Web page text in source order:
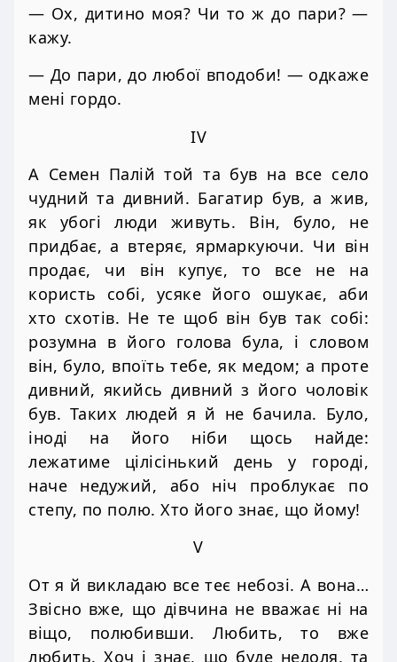
— Ох, дитино моя? Чи то ж до пари? —
кажу.
— До пари, до любої вподоби! — одкаже
мені гордо.
IV
А Семен Палій той та був на все село
чудний та дивний. Багатир був, а жив,
як убогі люди живуть. Він, було, не
придбає, а втеряє, ярмаркуючи. Чи він
продає, чи він купує, то все не на
користь собі, усяке його ошукає, аби
хто схотів. Не те щоб він був так собі:
розумна в його голова була, і словом
він, було, впоїть тебе, як медом; а проте
дивний, якийсь дивний з його чоловік
був. Таких людей я й не бачила. Було,
іноді на його ніби щось найде:
лежатиме цілісінький день у городі,
наче недужий, або ніч проблукає по
степу, по полю. Хто його знає, що йому!
V
От я й викладаю все теє небозі. А вона…
Звісно вже, що дівчина не вважає ні на
віщо, полюбивши. Любить, то вже
любить. Хоч і знає, що буде недоля, та